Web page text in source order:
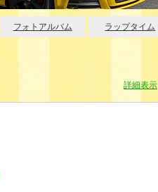
フォトアルバム ラップタイム
詳細表示